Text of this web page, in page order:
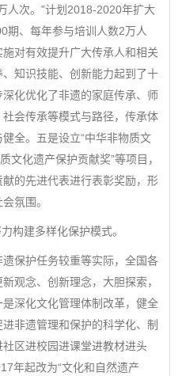
人次。”计划2018-2020年扩大
期、每年参与培训人数2万人
对有效提升广大传承人和相关
知识技能、创新能力起到了十
化优化了非遗的家庭传承、师
会传承等模式与路径，传承体
全。五是设立“中华非物质文
文化遗产保护贡献奖”等项目，
的先进代表进行表彰奖励，形
氛围。
建多样化保护模式。
保护任务较重等实际，全国各
观念、创新理念，大胆探索，
深化文化管理体制改革，健全
非遗管理和保护的科学化、制
区进校园进课堂进教材进头
年起改为“文化和自然遗产